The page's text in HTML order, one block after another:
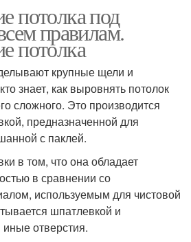
потолка под
правилам.
потолка
крупные щели и
знает, как выровнять потолок
сложного. Это производится
предназначенной для
с паклей.
в том, что она обладает
в сравнении со
используемым для чистовой
шпатлевкой и
отверстия.